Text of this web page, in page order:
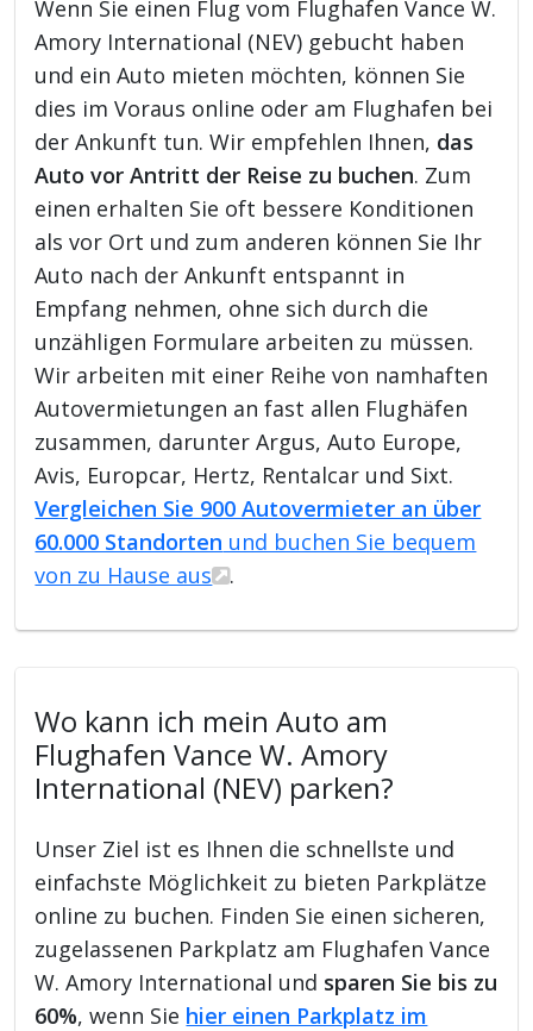
Wenn Sie einen Flug vom Flughafen Vance W.
Amory International (NEV) gebucht haben
und ein Auto mieten möchten, können Sie
dies im Voraus online oder am Flughafen bei
der Ankunft tun. Wir empfehlen Ihnen, das
Auto vor Antritt der Reise zu buchen. Zum
einen erhalten Sie oft bessere Konditionen
als vor Ort und zum anderen können Sie Ihr
Auto nach der Ankunft entspannt in
Empfang nehmen, ohne sich durch die
unzähligen Formulare arbeiten zu müssen.
Wir arbeiten mit einer Reihe von namhaften
Autovermietungen an fast allen Flughäfen
zusammen, darunter Argus, Auto Europe,
Avis, Europcar, Hertz, Rentalcar und Sixt.
Vergleichen Sie 900 Autovermieter an über
60.000 Standorten und buchen Sie bequem
von zu Hause aus
.
Wo kann ich mein Auto am
Flughafen Vance W. Amory
International (NEV) parken?
Unser Ziel ist es Ihnen die schnellste und
einfachste Möglichkeit zu bieten Parkplätze
online zu buchen. Finden Sie einen sicheren,
zugelassenen Parkplatz am Flughafen Vance
W. Amory International und sparen Sie bis zu
60%, wenn Sie hier einen Parkplatz im